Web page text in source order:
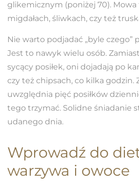
glikemicznym (poniżej 70). Mowa
migdałach, śliwkach, czy też
Nie warto podjadać „byle czego”
Jest to nawyk wielu osób.
sycący posiłek, oni dojadają po
czy też chipsach, co kilka godzin.
uwzględnia pięć posiłków
tego trzymać. Solidne śniadanie
udanego dnia.
Wprowadź do
warzywa i owoce